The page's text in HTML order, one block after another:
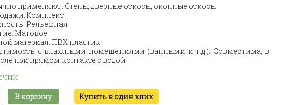
применяют: Стены, дверные откосы, оконные откосы
Комплект
Рельефная
Матовое
материал: ПВХ пластик
с влажными помещениями (ванными и т.д.): Совместима, в
при прямом контакте с водой
В корзину Купить в один клик